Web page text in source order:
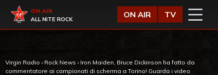
Virgin Radio
ON AIR
ALL NITE ROCK
ON AIR TV
Virgin Radio › Rock News › Iron Maiden, Bruce Dickinson ha fatto da
commentatore ai campionati di scherma a Torino! Guarda i video